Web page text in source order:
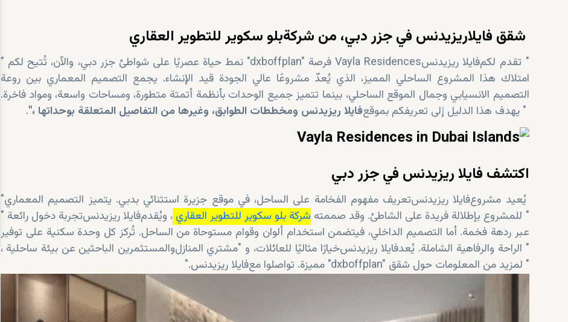
ريزيدنس شركةبلو سكوير للتطوير العقاري
تقدم لكم " فايلا Vayla Residences
" نمط حياة عصريًا على شواطئ جزر دبي، والآن، تُتيح لكم "dxboffplan" فرصة
امتلاك هذا المشروع الساحلي المميز، الذي يُعدّ مشروعًا عالي الجودة قيد الإنشاء. يجمع التصميم المعماري بين روعة
التصميم الانسيابي وجمال الموقع الساحلي، بينما تتميز جميع الوحدات بأنظمة أتمتة متطورة، ومساحات واسعة، ومواد فاخرة.
يهدف هذا الدليل إلى تعريفكم بموقع "
فايلا ريزيدنس .
اكتشف فايلا ريزيدنس في جزر دبي
فايلا ريزيدنس
"تعريف مفهوم الفخامة على الساحل، في موقع جزيرة استثنائي بدبي. يتميز التصميم المعماري
للمشروع بإطلالة فريدة على الشاطئ. وقد صممته شركة بلو سكوير للتطوير العقاري ، ويُقدم " فايلا ريزيدنس
" تجربة دخول رائعة
عبر ردهة فخمة. أما التصميم الداخلي، فيتضمن استخدام ألوان وقوام مستوحاة من الساحل. تُركز كل وحدة سكنية على توفير
الراحة والرفاهية الشاملة. يُعد "
فايلا ريزيدنس" خيارًا مثاليًا للعائلات، و مشتري المنازل
، والمستثمرين الباحثين عن بيئة ساحلية
مميزة. تواصلوا مع "dxboffplan" لمزيد من المعلومات حول شقق "
فايلا ريزيدنس".